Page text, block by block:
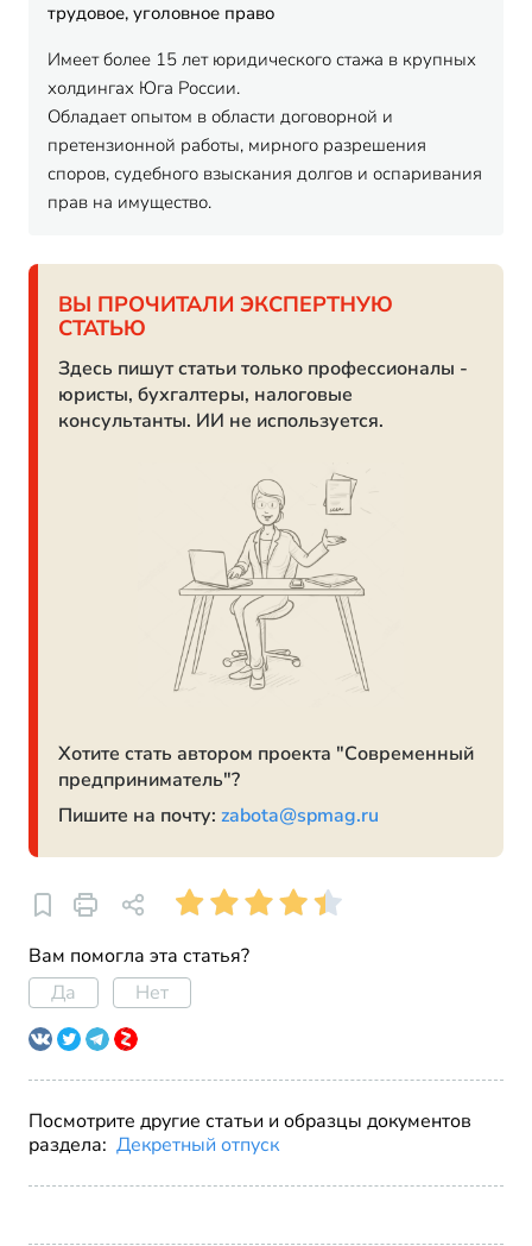
трудовое, уголовное право
Имеет более 15 лет юридического стажа в крупных
холдингах Юга России.
Обладает опытом в области договорной и
претензионной работы, мирного разрешения
споров, судебного взыскания долгов и оспаривания
прав на имущество.
ВЫ ПРОЧИТАЛИ ЭКСПЕРТНУЮ
СТАТЬЮ
Здесь пишут статьи только профессионалы -
юристы, бухгалтеры, налоговые
консультанты. ИИ не используется.
Хотите стать автором проекта "Современный
предприниматель"?
Пишите на почту: zabota@spmag.ru
Вам помогла эта статья?
Да
Нет
Посмотрите другие статьи и образцы документов
раздела: Декретный отпуск